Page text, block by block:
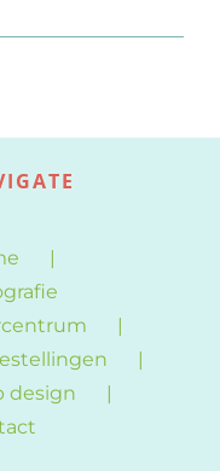
design